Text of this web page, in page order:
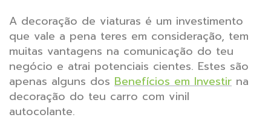
A decoração de viaturas é um investimento
que vale a pena teres em consideração, tem
muitas vantagens na comunicação do teu
negócio e atrai potenciais cientes. Estes são
apenas alguns dos Benefícios em Investir na
decoração do teu carro com vinil
autocolante.